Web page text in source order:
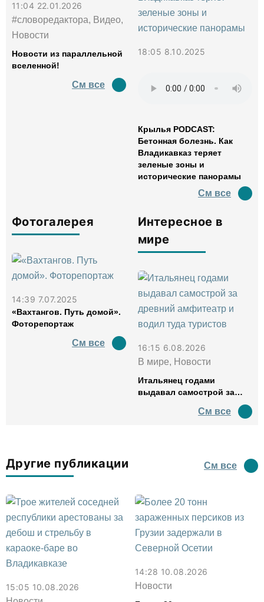
11:04 22.01.2026
#словоредактора, Видео,
Новости
Новости из параллельной
вселенной!
См все
18:05 8.10.2025
Крылья PODCAST:
Бетонная болезнь. Как
Владикавказ теряет
зеленые зоны и
исторические панорамы
См все
Фотогалерея
14:39 7.07.2025
«Вахтангов. Путь домой».
Фоторепортаж
См все
Интересное в
мире
16:15 6.08.2026
В мире, Новости
Итальянец годами
выдавал самострой за
водил туда туристов
См все
Другие публикации См все
15:05 10.08.2026
14:28 10.08.2026
Новости